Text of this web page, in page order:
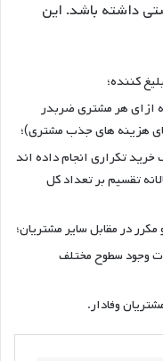
داشته باشد. این
کننده؛
ازای هر مشتری ضربدر
هزینه های جذب مشتری)؛
تکراری انجام داده اند
تقسیم بر تعداد کل
در مقابل سایر مشتریان؛
وجود سطوح مختلف
وفادار.